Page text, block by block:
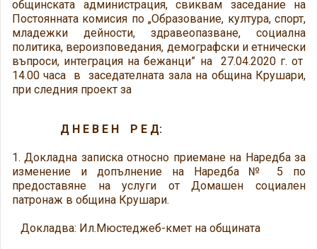
общинската администрация, свиквам заседание на
Постоянната комисия по „Образование, култура, спорт,
младежки дейности, здравеопазване, социална
политика, вероизповедания, демографски и етнически
въпроси, интеграция на бежанци” на 27.04.2020 г. от
14.00 часа в заседателната зала на община Крушари,
при следния проект за
Д Н Е В Е Н Р Е Д:
1. Докладна записка относно приемане на Наредба за
изменение и допълнение на Наредба № 5 по
предоставяне на услуги от Домашен социален
патронаж в община Крушари.
Докладва: Ил.Мюстеджеб-кмет на общината